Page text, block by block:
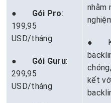
● Gói Pro:
199,95
USD/tháng
● Gói Guru:
299,95
USD/tháng
nhằm
●
kết